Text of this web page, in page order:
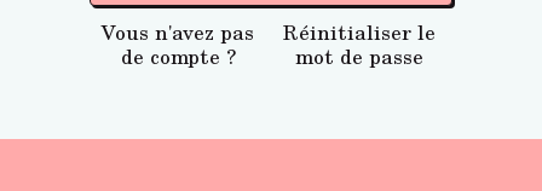
Vous n'avez pas
de compte ?
Réinitialiser le
mot de passe